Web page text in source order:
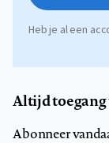
Heb je al een
Altijd
Abonneer